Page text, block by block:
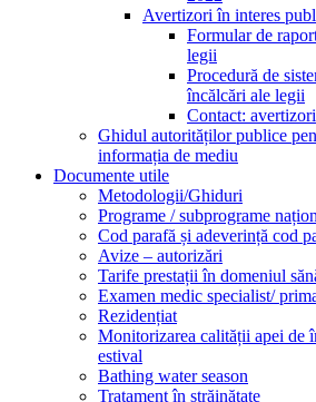
Avertizori în interes
Formular de
legii
Procedură de
încălcări ale legii
Contact:
Ghidul autorităților publice
informația de mediu
Documente utile
Metodologii/Ghiduri
Programe / subprograme
Cod parafă și adeverință cod
Avize – autorizări
Tarife prestații în domeniul
Examen medic specialist/
Rezidențiat
Monitorizarea calității apei de
estival
Bathing water season
Tratament în străinătate